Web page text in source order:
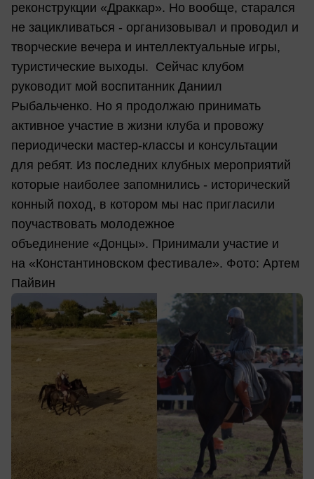
реконструкции «Драккар». Но вообще, старался
не зацикливаться - организовывал и проводил и
творческие вечера и интеллектуальные игры,
туристические выходы. Сейчас клубом
руководит мой воспитанник Даниил
Рыбальченко. Но я продолжаю принимать
активное участие в жизни клуба и провожу
периодически мастер-классы и консультации
для ребят. Из последних клубных мероприятий
которые наиболее запомнились - исторический
конный поход, в котором мы нас пригласили
поучаствовать молодежное
объединение «Донцы». Принимали участие и
на «Константиновском фестивале». Фото: Артем
Пайвин